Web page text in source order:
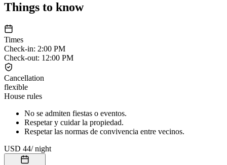
Things to know
Times
Check-in: 2:00 PM
Check-out: 12:00 PM
Cancellation
flexible
House rules
No se admiten fiestas o eventos.
Respetar y cuidar la propiedad.
Respetar las normas de convivencia entre vecinos.
USD 44/night